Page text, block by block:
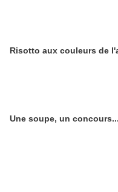
Risotto aux couleurs de
Une soupe, un